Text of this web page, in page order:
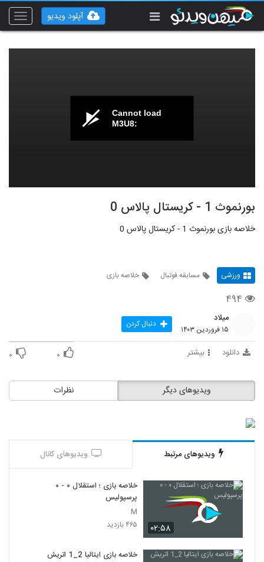
Toggle
آپلود ویدیو
Cannot load
M3U8:
بورنموث 1 - کریستال پالاس 0
خلاصه بازی بورنموث 1 - کریستال پالاس 0
ورزشی مسابقه فوتبال خلاصه بازی
۴۹۴
میلاد
۱۵ فروردین ۱۴۰۳ دنبال کردن
دانلود بیشتر ۰ ۰
نظرات ویدیوهای دیگر
ویدیوهای مرتبط ویدیوهای کانال
۰۲:۵۸
خلاصه بازی ؛ استقلال ۰ - ۰
پرسپولیس
M
۴۶۵ بازدید
خلاصه بازی ایتالیا 2_1 اتريش